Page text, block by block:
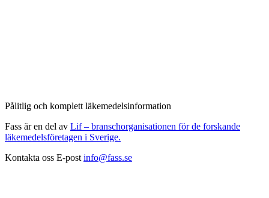
Pålitlig och komplett läkemedelsinformation
Fass är en del av Lif – branschorganisationen för de forskande
läkemedelsföretagen i Sverige.
Kontakta oss E-post info@fass.se